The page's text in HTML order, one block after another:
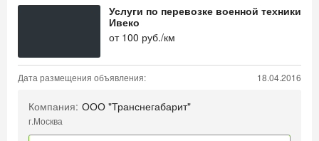
Услуги по перевозке военной техники
Ивеко
от 100 руб./км
Дата размещения объявления: 18.04.2016
Компания: ООО "Транснегабарит"
г.Москва